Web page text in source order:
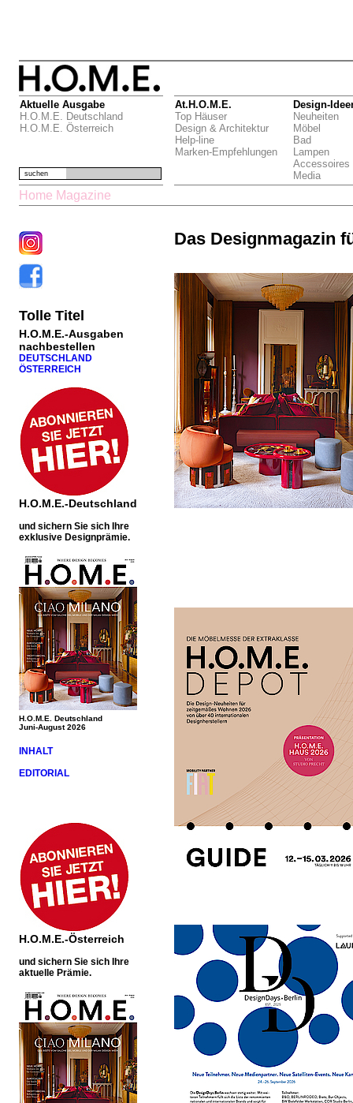
Aktuelle Ausgabe
H.O.M.E. Deutschland
H.O.M.E. Österreich
At.H.O.M.E.
Top Häuser
Design & Architektur
Help-line
Marken-Empfehlungen
Design-
Neuheiten
Möbel
Bad
Lampen
Accessoires
Media
suchen
Home Magazine
Tolle Titel
H.O.M.E.-Ausgaben
nachbestellen
DEUTSCHLAND
ÖSTERREICH
H.O.M.E.-Deutschland
und sichern Sie sich Ihre
exklusive Designprämie.
H.O.M.E. Deutschland
Juni-August 2026
INHALT
EDITORIAL
H.O.M.E.-Österreich
und sichern Sie sich Ihre
aktuelle Prämie.
Das Designmagazin